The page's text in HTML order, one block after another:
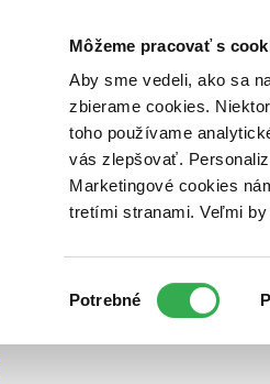
Môžeme pracovať s
Aby sme vedeli, ako sa
zbierame cookies.
toho používame
vás zlepšovať.
Marketingové cookies
tretími stranami. Veľmi
súhlasu
Potrebné